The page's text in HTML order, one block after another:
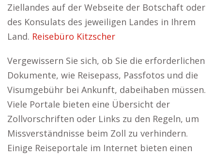
Ziellandes auf der Webseite der Botschaft oder
des Konsulats des jeweiligen Landes in Ihrem
Land. Reisebüro Kitzscher
Vergewissern Sie sich, ob Sie die erforderlichen
Dokumente, wie Reisepass, Passfotos und die
Visumgebühr bei Ankunft, dabeihaben müssen.
Viele Portale bieten eine Übersicht der
Zollvorschriften oder Links zu den Regeln, um
Missverständnisse beim Zoll zu verhindern.
Einige Reiseportale im Internet bieten einen